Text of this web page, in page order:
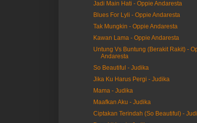
Jadi Main Hati - Oppie Andaresta
Blues For Lyli - Oppie Andaresta
Tak Mungkin - Oppie Andaresta
Kawan Lama - Oppie Andaresta
Untung Vs Buntung (Berakit Rakit) -
Andaresta
So Beautiful - Judika
Jika Ku Harus Pergi - Judika
Mama - Judika
Maafkan Aku - Judika
Ciptakan Terindah (So Beautiful) -